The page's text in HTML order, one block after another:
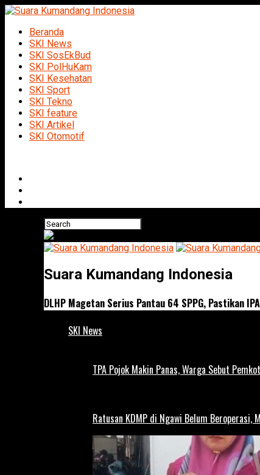
Beranda
SKI News
SKI SosEkBud
SKI PolHuKam
SKI Kesehatan
SKI Sport
SKI Tekno
SKI feature
SKI Artikel
SKI Otomotif
Suara Kumandang Indonesia
DLHP Magetan Serius Pantau 64 SPPG, Pastikan
SKI News
TPA Pojok Makin Panas, Warga Sebut
Ratusan KDMP di Ngawi Belum Beroperasi,